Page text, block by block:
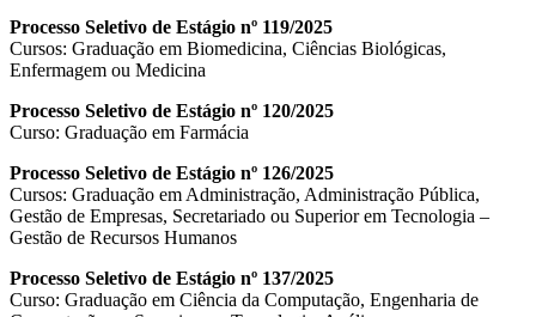
Processo Seletivo de Estágio nº 119/2025
Cursos: Graduação em Biomedicina, Ciências Biológicas,
Enfermagem ou Medicina
Processo Seletivo de Estágio nº 120/2025
Curso: Graduação em Farmácia
Processo Seletivo de Estágio nº 126/2025
Cursos: Graduação em Administração, Administração Pública,
Gestão de Empresas, Secretariado ou Superior em Tecnologia –
Gestão de Recursos Humanos
Processo Seletivo de Estágio nº 137/2025
Curso: Graduação em Ciência da Computação, Engenharia de